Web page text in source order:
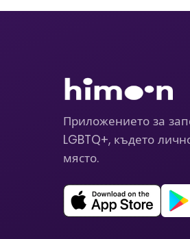
Приложението за
LGBTQ+, където
място.